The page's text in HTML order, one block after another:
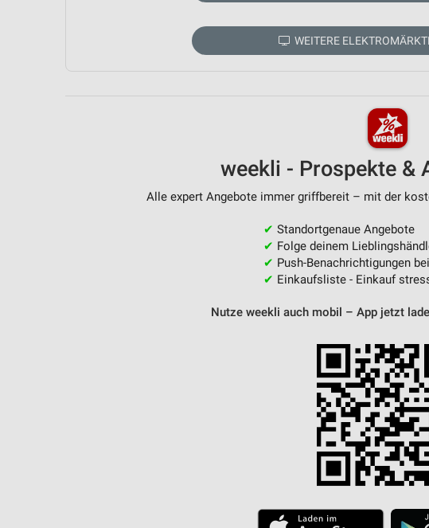
WEITERE
weekli - Prospekte &
Alle expert Angebote immer griffbereit – mit der
✔ Standortgenaue Angebote
✔ Folge deinem
✔ Push-Benachrichtigungen
✔ Einkaufsliste - Einkauf
Nutze weekli auch mobil – App jetzt